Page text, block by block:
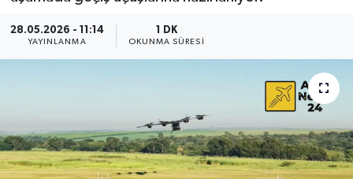
28.05.2026 - 11:14
YAYINLANMA
1 DK
OKUNMA SÜRESI